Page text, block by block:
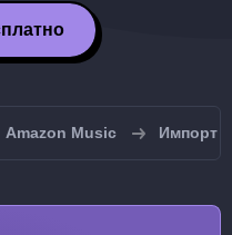
Amazon Music Импорт